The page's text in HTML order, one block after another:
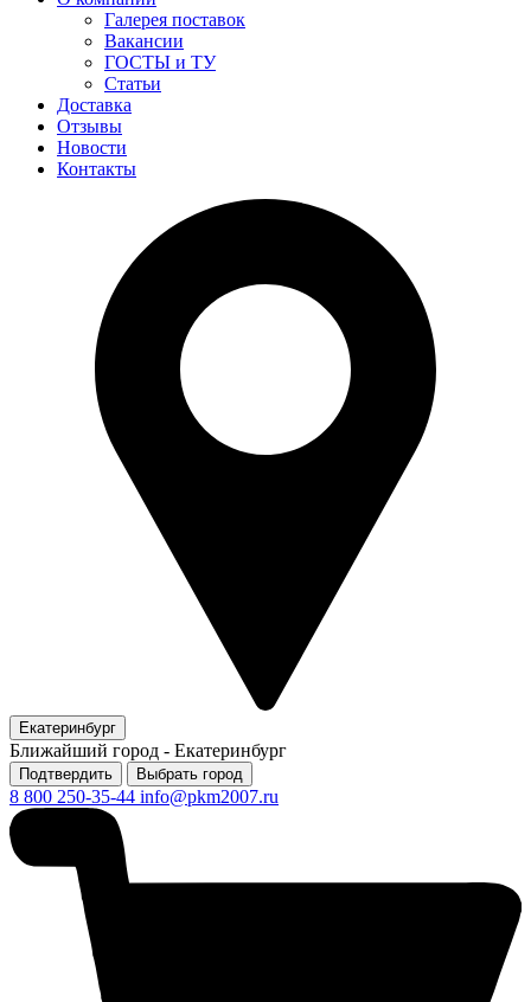
Галерея поставок
Вакансии
ГОСТЫ и ТУ
Статьи
Доставка
Отзывы
Новости
Контакты
Екатеринбург
Ближайший город - Екатеринбург
Подтвердить Выбрать город
8 800 250-35-44 info@pkm2007.ru